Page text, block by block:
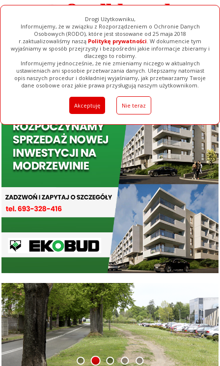
Drogi Użytkowniku,
Informujemy, że w związku z Rozporządzeniem o Ochronie Danych
Osobowych (RODO), które jest stosowane od 25 maja 2018
r.zaktualizowaliśmy naszą Politykę prywatności. W dokumencie tym
wyjaśniamy w sposób przejrzysty i bezpośredni jakie informacje zbieramy i
dlaczego to robimy.
Informujemy jednocześnie, że nie zmieniamy niczego w aktualnych
ustawieniach ani sposobie przetwarzania danych. Ulepszamy natomiast
opis naszych procedur i dokładniej wyjaśniamy, jak przetwarzamy Twoje
dane osobowe oraz jakie prawa przysługują naszym użytkownikom.
Akceptuję Nie teraz
Ogłoszenia Filmy Galerie Baza Firm Pełna Wersja
1 2 3 4 5